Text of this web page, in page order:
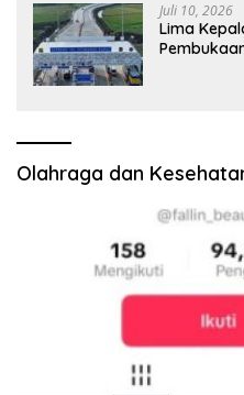
Juli 10, 2026
Lima
Olahraga dan